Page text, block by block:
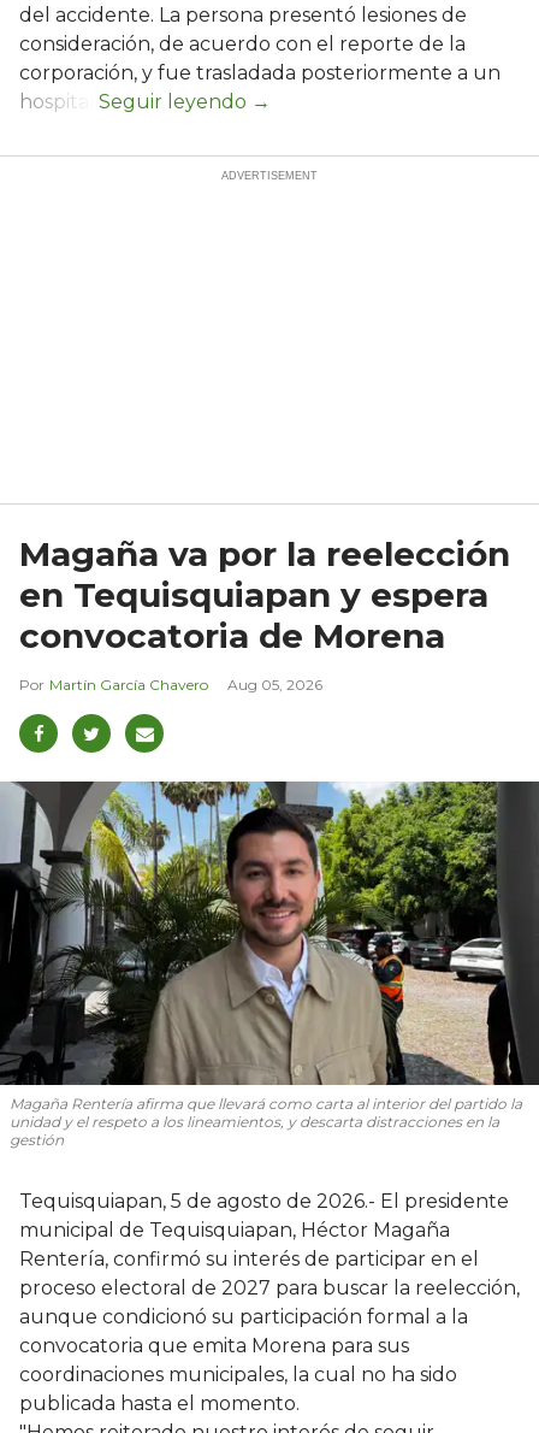
del accidente. La persona presentó lesiones de
consideración, de acuerdo con el reporte de la
corporación, y fue trasladada posteriormente a un
hospital.
Magaña va por la reelección
en Tequisquiapan y espera
convocatoria de Morena
Martín García Chavero Aug 05, 2026
Magaña Rentería afirma que llevará como carta al interior del partido la
unidad y el respeto a los lineamientos, y descarta distracciones en la
gestión
Tequisquiapan, 5 de agosto de 2026.- El presidente
municipal de Tequisquiapan, Héctor Magaña
Rentería, confirmó su interés de participar en el
proceso electoral de 2027 para buscar la reelección,
aunque condicionó su participación formal a la
convocatoria que emita Morena para sus
coordinaciones municipales, la cual no ha sido
publicada hasta el momento.